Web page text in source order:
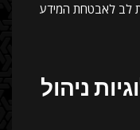
לב לאבטחת המידע
ניהול